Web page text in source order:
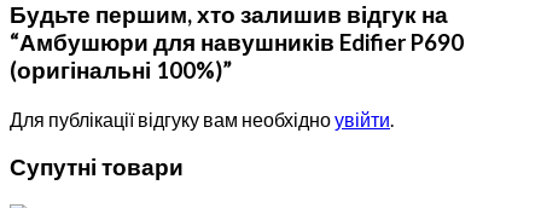
Будьте першим, хто залишив відгук на
“Амбушюри для навушників Edifier P690
(оригінальні 100%)”
Для публікації відгуку вам необхідноувійти
Супутні товари